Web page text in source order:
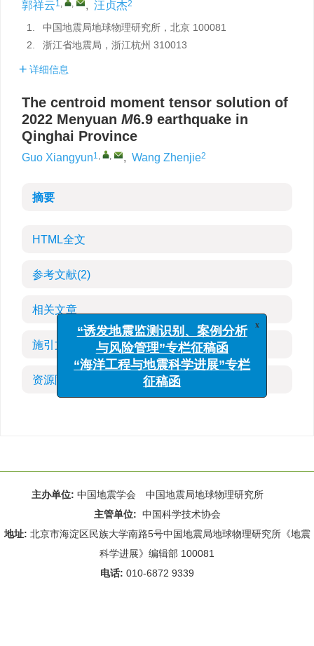
郭祥云1, , , 汪贞杰2
1.
中国地震局地球物理研究所，北京 100081
2.
浙江省地震局，浙江杭州 310013
详细信息
The centroid moment tensor solution of
2022 Menyuan M6.9 earthquake in
Qinghai Province
Guo Xiangyun1, , , Wang Zhenjie2
摘要
HTML全文
参考文献(2)
相关文章
施引文献
资源附件
主办单位: 中国地震学会 中国地震局地球物理研究所
主管单位: 中国科学技术协会
地址: 北京市海淀区民族大学南路5号中国地震局地球物理研究所《地震
科学进展》编辑部 100081
电话: 010-6872 9339
x
“诱发地震监测识别、案例分析
与风险管理”专栏征稿函
“海洋工程与地震科学进展”专栏
征稿函